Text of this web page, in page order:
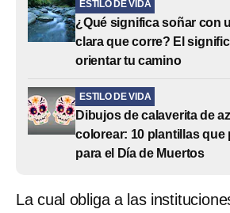
ESTILO DE VIDA
¿Qué significa soñar con
clara que corre? El
orientar tu camino
ESTILO DE VIDA
Dibujos de calaverita de
colorear: 10 plantillas que
para el Día de Muertos
La cual obliga a las